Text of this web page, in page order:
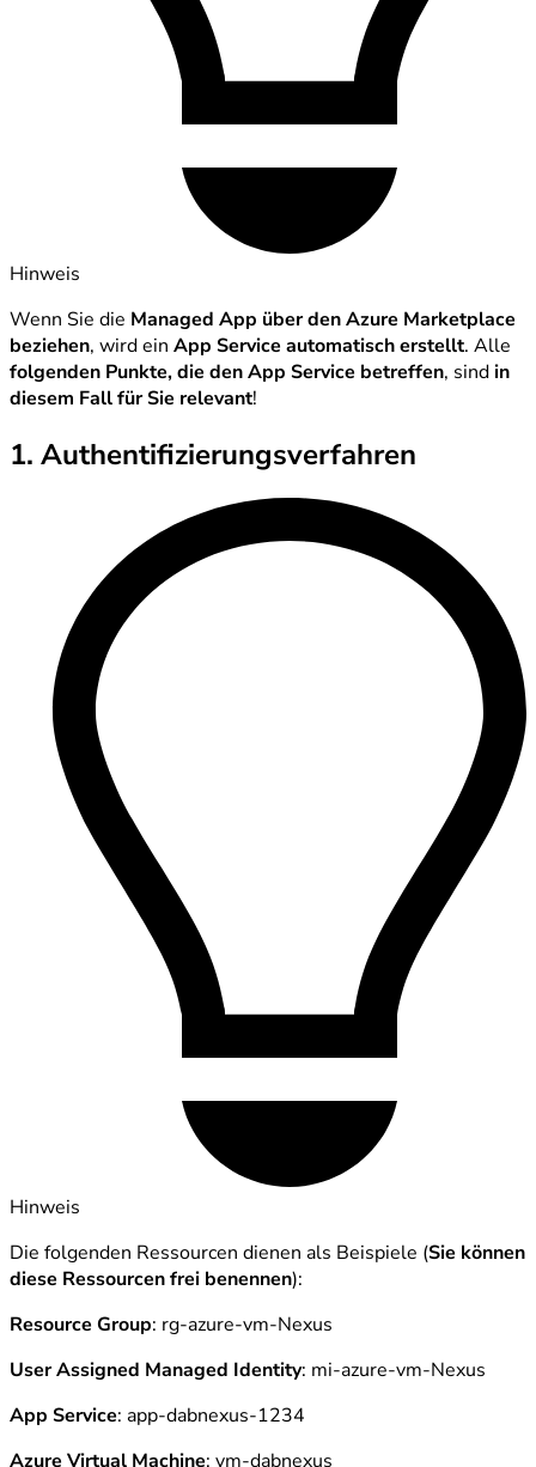
Hinweis
Wenn Sie die Managed App über den Azure Marketplace
beziehen, wird ein App Service automatisch erstellt. Alle
folgenden Punkte, die den App Service betreffen, sindin
diesem Fall für Sie relevant!
1. Authentifizierungsverfahren
Hinweis
Die folgenden Ressourcen dienen als Beispiele (Sie können
diese Ressourcen frei benennen):
Resource Group: rg-azure-vm-Nexus
User Assigned Managed Identity: mi-azure-vm-Nexus
App Service: app-dabnexus-1234
Azure Virtual Machine: vm-dabnexus